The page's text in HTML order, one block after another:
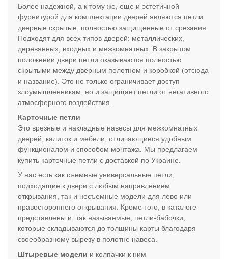
Более надежной, а к тому же, еще и эстетичной
фурнитурой для комплектации дверей являются петли
дверные скрытые, полностью защищенные от срезания.
Подходят для всех типов дверей: металлических,
деревянных, входных и межкомнатных. В закрытом
положении двери петли оказываются полностью
скрытыми между дверным полотном и коробкой (отсюда
и название). Это не только ограничивает доступ
злоумышленникам, но и защищает петли от негативного
атмосферного воздействия.
Карточные петли
Это врезные и накладные навесы для межкомнатных
дверей, калиток и мебели, отличающиеся удобным
функционалом и способом монтажа. Мы предлагаем
купить карточные петли с доставкой по Украине.
У нас есть как съемные универсальные петли,
подходящие к двери с любым направлением
открывания, так и несъемные модели для лево или
правостороннего открывания. Кроме того, в каталоге
представлены и, так называемые, петли-бабочки,
которые складываются до толщины карты благодаря
своеобразному вырезу в полотне навеса.
Штыревые модели и колпачки к ним